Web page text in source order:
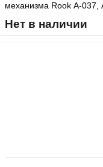
механизма Rook А-037,
Сталь, M4*52
Нет в наличии